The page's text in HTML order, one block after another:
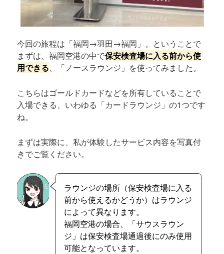
今回の旅程は「福岡→羽田→福岡」。ということで
まずは、福岡空港の中で保安検査場に入る前から使
用できる、「ノースラウンジ」を使ってみました。
こちらはゴールドカードなどを所有していることで
入場できる、いわゆる「カードラウンジ」の1つです
ね。
まずは実際に、私が体験したサービス内容を写真付
きでご覧ください。
ラウンジの場所（保安検査場に入る
前から使えるかどうか）はラウンジ
によって異なります。
福岡空港の場合、「サウスラウン
ジ」は保安検査場通過後にのみ使用
可能となっています。